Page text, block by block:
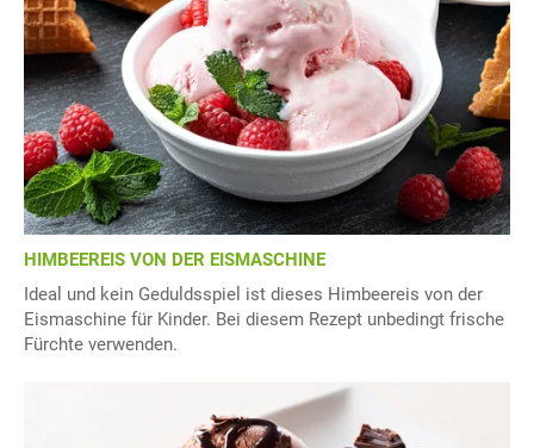
HIMBEEREIS VON DER EISMASCHINE
Ideal und kein Geduldsspiel ist dieses Himbeereis von der
Eismaschine für Kinder. Bei diesem Rezept unbedingt frische
Fürchte verwenden.